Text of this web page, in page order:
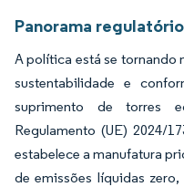
Panorama regulatório
A política está se tornando
sustentabilidade e
suprimento de torres
Regulamento (UE) 2024/
estabelece a manufatura
de emissões líquidas